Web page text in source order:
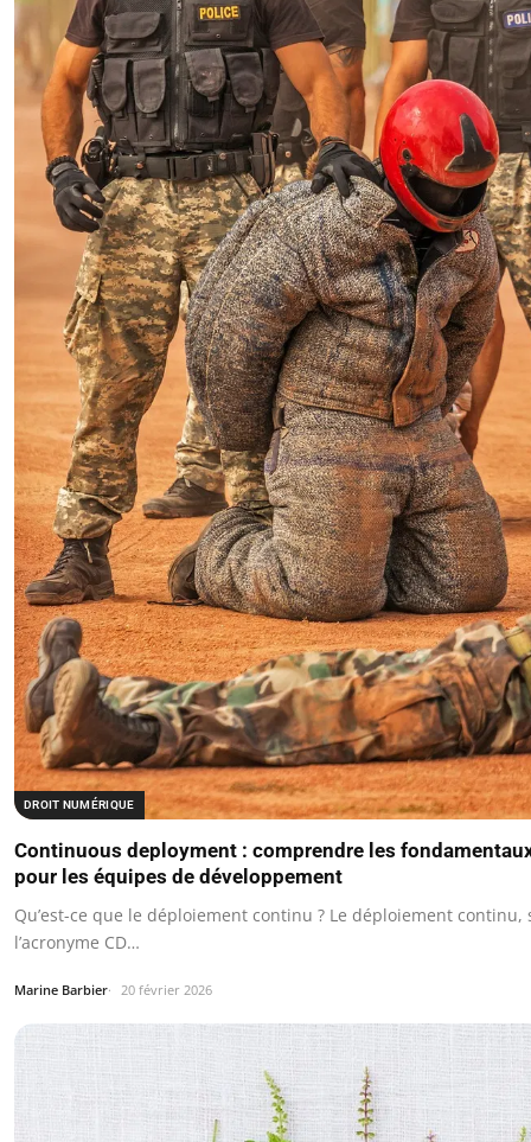
DROIT NUMÉRIQUE
Continuous deployment : comprendre les
pour les équipes de développement
Qu’est-ce que le déploiement continu ? Le déploiement
l’acronyme CD…
Marine Barbier 20 février 2026